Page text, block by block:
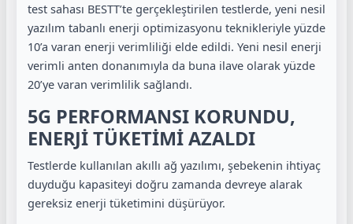
test sahası BESTT’te gerçekleştirilen testlerde, yeni nesil
yazılım tabanlı enerji optimizasyonu teknikleriyle yüzde
10’a varan enerji verimliliği elde edildi. Yeni nesil enerji
verimli anten donanımıyla da buna ilave olarak yüzde
20’ye varan verimlilik sağlandı.
5G PERFORMANSI KORUNDU,
ENERJİ TÜKETİMİ AZALDI
Testlerde kullanılan akıllı ağ yazılımı, şebekenin ihtiyaç
duyduğu kapasiteyi doğru zamanda devreye alarak
gereksiz enerji tüketimini düşürüyor.